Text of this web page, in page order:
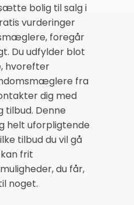
bolig til salg i
vurderinger
foregår
Du udfylder blot
hvorefter
fra
dig med
tilbud. Denne
helt uforpligtende
tilbud du vil gå
frit
du får,
noget.